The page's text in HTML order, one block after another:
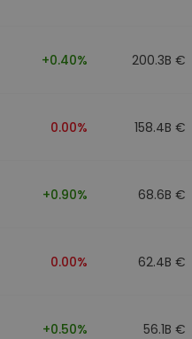
+0.40% 200.3B €
0.00% 158.4B €
+0.90% 68.6B €
0.00% 62.4B €
+0.50% 56.1B €